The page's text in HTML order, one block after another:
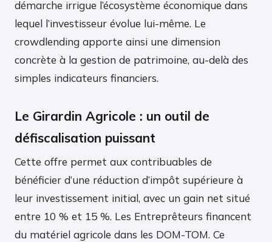
démarche irrigue l’écosystème économique dans
lequel l’investisseur évolue lui-même. Le
crowdlending apporte ainsi une dimension
concrète à la gestion de patrimoine, au-delà des
simples indicateurs financiers.
Le Girardin Agricole : un outil de
défiscalisation puissant
Cette offre permet aux contribuables de
bénéficier d’une réduction d’impôt supérieure à
leur investissement initial, avec un gain net situé
entre 10 % et 15 %. Les Entreprêteurs financent
du matériel agricole dans les DOM-TOM. Ce